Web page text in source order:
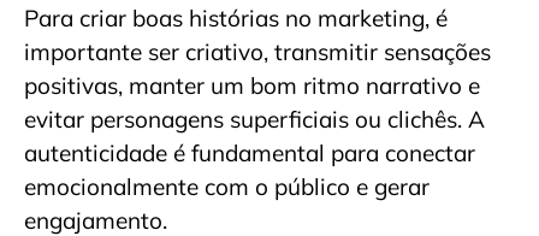
Para criar boas histórias no marketing, é
importante ser criativo, transmitir sensações
positivas, manter um bom ritmo narrativo e
evitar personagens superficiais ou clichês. A
autenticidade é fundamental para conectar
emocionalmente com o público e gerar
engajamento.